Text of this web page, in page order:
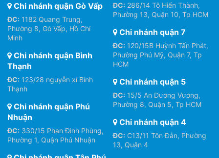
Chi nhánh quận Gò Vấp
ĐC: 1182 Quang Trung,
Phường 8, Gò Vấp, Hồ Chí
Minh
Chi nhánh quận Bình
Thạnh
ĐC: 123/28 nguyễn xí Bình
Thạnh
Chi nhánh quận Phú
Nhuận
ĐC: 330/15 Phan Đình Phùng,
Phường 1, Quận Phú Nhuận
ĐC: 286/14 Tô Hiến Thành,
Phường 13, Quận 10, Tp HCM
Chi nhánh quận 7
ĐC: 120/15B Huỳnh Tấn Phát,
Phường Phú Mỹ, Quận 7, Tp
HCM
Chi nhánh quận 5
ĐC: 15/5 An Dương Vương,
Phường 8, Quận 5, Tp HCM
Chi nhánh quận 4
ĐC: C13/11 Tôn Đản, Phường
13, Quận 4